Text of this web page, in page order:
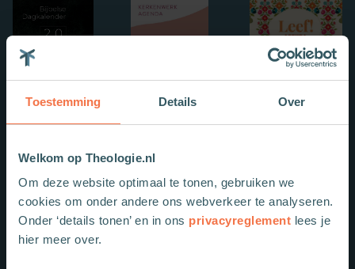
Toestemming Details Over
Welkom op Theologie.nl
Om deze website optimaal te tonen, gebruiken we
cookies om onder andere ons webverkeer te analyseren.
Onder ‘details tonen’ en in ons privacyreglement lees je
hier meer over.